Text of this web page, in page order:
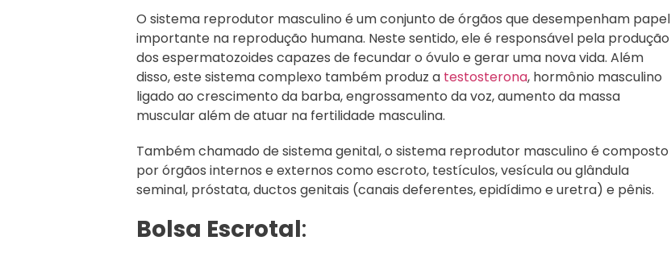
O sistema reprodutor masculino é um conjunto de órgãos que desempenham papel
importante na reprodução humana. Neste sentido, ele é responsável pela produção
dos espermatozoides capazes de fecundar o óvulo e gerar uma nova vida. Além
disso, este sistema complexo também produz a testosterona, hormônio masculino
ligado ao crescimento da barba, engrossamento da voz, aumento da massa
muscular além de atuar na fertilidade masculina.
Também chamado de sistema genital, o sistema reprodutor masculino é composto
por órgãos internos e externos como escroto, testículos, vesícula ou glândula
seminal, próstata, ductos genitais (canais deferentes, epidídimo e uretra) e pênis.
Bolsa Escrotal: